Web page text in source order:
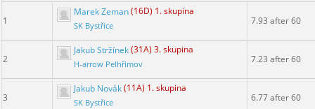
1
Marek Zeman(16D) 1. skupina
SK Bystřice 7.93 after 60
2
Jakub Stržínek(31A) 3. skupina
H-arrow Pelhřimov 7.23 after 60
3
Jakub Novák(11A) 1. skupina
SK Bystřice 6.77 after 60